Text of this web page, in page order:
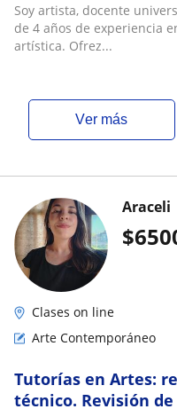
Soy artista, docente
de 4 años de experiencia
artística. Ofrez...
ver más
$
Araceli
Clases on line
Arte Contemporáneo
Tutorías en Artes:
técnico. Revisión